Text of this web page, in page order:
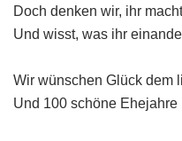
Doch denken wir, ihr
Und wisst, was ihr
Wir wünschen Glück dem
Und 100 schöne Ehejahre